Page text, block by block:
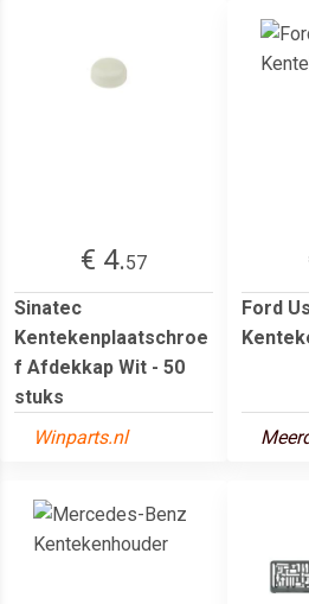
€ 4.57
Sinatec
Kentekenplaatschroe
f Afdekkap Wit - 50
stuks
Winparts.nl
Ford